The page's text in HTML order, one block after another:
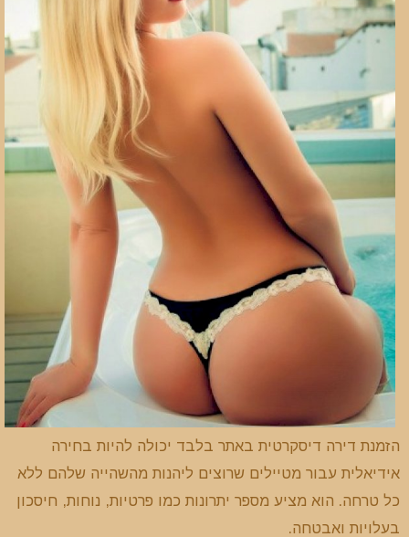
הזמנת דירה דיסקרטית באתר בלבד יכולה להיות בחירה
אידיאלית עבור מטיילים שרוצים ליהנות מהשהייה שלהם ללא
כל טרחה. הוא מציע מספר יתרונות כמו פרטיות, נוחות, חיסכון
בעלויות ואבטחה.